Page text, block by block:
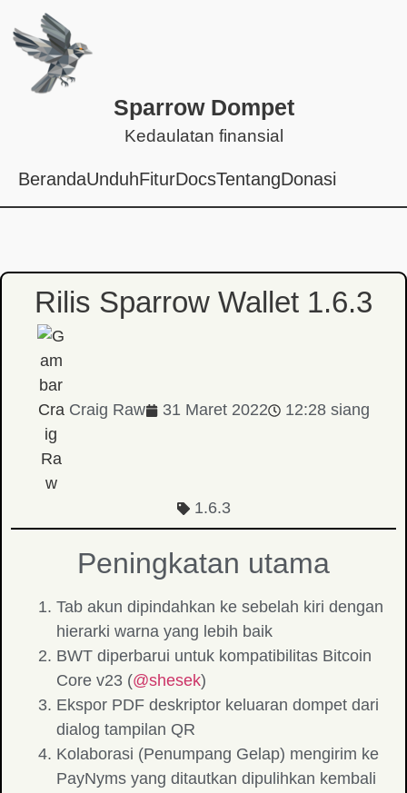
Sparrow Dompet
Kedaulatan finansial
BerandaUnduhFiturDocsTentangDonasi
Rilis Sparrow Wallet 1.6.3
Craig Raw 31 Maret 2022 12:28 siang
1.6.3
Peningkatan utama
Tab akun dipindahkan ke sebelah kiri dengan
hierarki warna yang lebih baik
BWT diperbarui untuk kompatibilitas Bitcoin
Core v23 (@shesek)
Ekspor PDF deskriptor keluaran dompet dari
dialog tampilan QR
Kolaborasi (Penumpang Gelap) mengirim ke
PayNyms yang ditautkan dipulihkan kembali